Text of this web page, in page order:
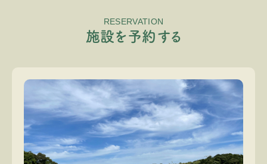
RESERVATION
施設を 予約 する